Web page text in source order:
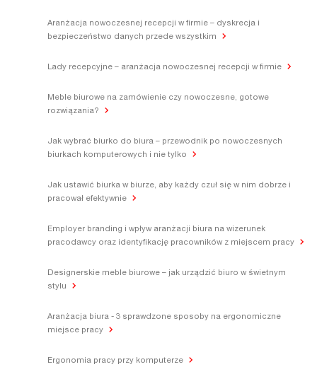
Aranżacja nowoczesnej recepcji w firmie – dyskrecja i
bezpieczeństwo danych przede wszystkim
Lady recepcyjne – aranżacja nowoczesnej recepcji w firmie
Meble biurowe na zamówienie czy nowoczesne, gotowe
rozwiązania?
Jak wybrać biurko do biura – przewodnik po nowoczesnych
biurkach komputerowych i nie tylko
Jak ustawić biurka w biurze, aby każdy czuł się w nim dobrze i
pracował efektywnie
Employer branding i wpływ aranżacji biura na wizerunek
pracodawcy oraz identyfikację pracowników z miejscem pracy
Designerskie meble biurowe – jak urządzić biuro w świetnym
stylu
Aranżacja biura - 3 sprawdzone sposoby na ergonomiczne
miejsce pracy
Ergonomia pracy przy komputerze